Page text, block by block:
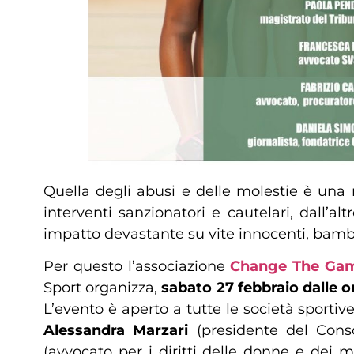
Quella degli abusi e delle molestie è una
interventi sanzionatori e cautelari,
impatto devastante su vite innocenti,
Per questo l’associazioneChange The
Sport organizza,sabato 27 febbraio dalle
L’evento è aperto a tutte le società
Alessandra Marzari (presidente del